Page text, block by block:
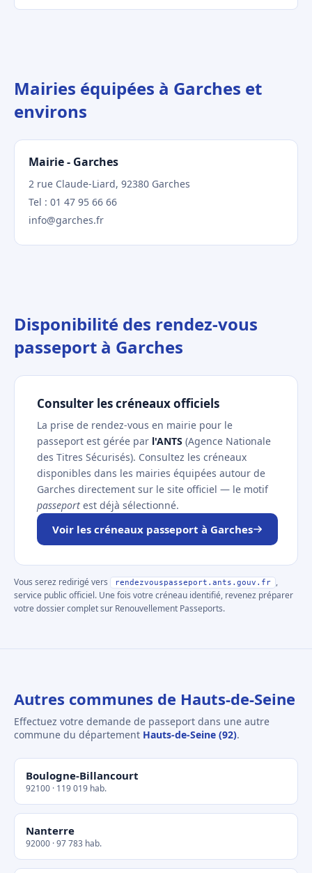
Mairies équipées à Garches et
environs
Mairie - Garches
2 rue Claude-Liard, 92380 Garches
Tel : 01 47 95 66 66
info@garches.fr
Disponibilité des rendez-vous
passeport à Garches
Consulter les créneaux officiels
La prise de rendez-vous en mairie pour le
passeport est gérée par l'ANTS (Agence Nationale
des Titres Sécurisés). Consultez les créneaux
disponibles dans les mairies équipées autour de
Garches directement sur le site officiel — le motif
passeport est déjà sélectionné.
Voir les créneaux passeport à Garches
Vous serez redirigé vers rendezvouspasseport.ants.gouv.fr
,
service public officiel. Une fois votre créneau identifié, revenez préparer
votre dossier complet sur Renouvellement Passeports.
Autres communes de Hauts-de-Seine
Effectuez votre demande de passeport dans une autre
commune du département Hauts-de-Seine (92).
Boulogne-Billancourt
92100 · 119 019 hab.
Nanterre
92000 · 97 783 hab.